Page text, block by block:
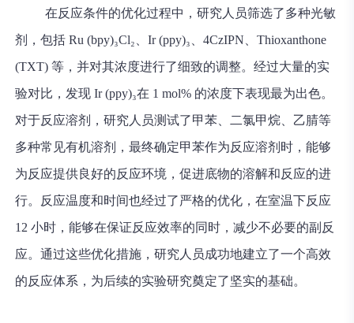
在反应条件的优化过程中，研究人员筛选了多种光敏
剂，包括 Ru (bpy)₃Cl₂、Ir (ppy)₃、4CzIPN、Thioxanthone
(TXT) 等，并对其浓度进行了细致的调整。经过大量的实
验对比，发现 Ir (ppy)₃在 1 mol% 的浓度下表现最为出色。
对于反应溶剂，研究人员测试了甲苯、二氯甲烷、乙腈等
多种常见有机溶剂，最终确定甲苯作为反应溶剂时，能够
为反应提供良好的反应环境，促进底物的溶解和反应的进
行。反应温度和时间也经过了严格的优化，在室温下反应
12 小时，能够在保证反应效率的同时，减少不必要的副反
应。通过这些优化措施，研究人员成功地建立了一个高效
的反应体系，为后续的实验研究奠定了坚实的基础。